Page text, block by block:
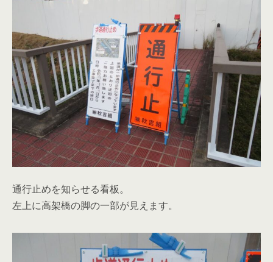
通行止めを知らせる看板。
左上に高架橋の脚の一部が見えます。